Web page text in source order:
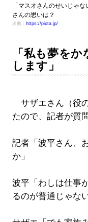
「マスオさんのせいじゃ
さんの思いは？
出典： https://pixta.jp/
「私も夢を
します」
サザエさん（役
たので、記者が質
記者「波平さん、
か」
波平「わしは仕事
るのが普通じゃな